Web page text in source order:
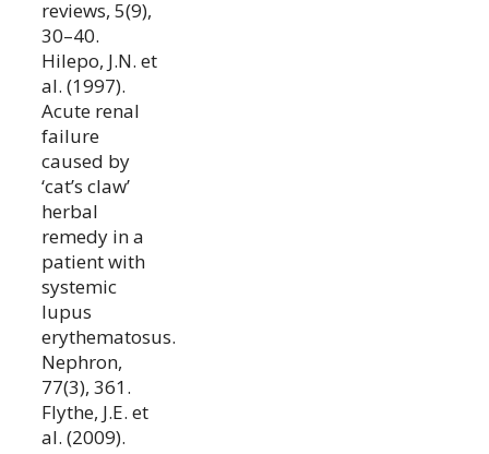
reviews, 5(9),
30–40.
Hilepo, J.N. et
al. (1997).
Acute renal
failure
caused by
‘cat’s claw’
herbal
remedy in a
patient with
systemic
lupus
erythematosus.
Nephron,
77(3), 361.
Flythe, J.E. et
al. (2009).